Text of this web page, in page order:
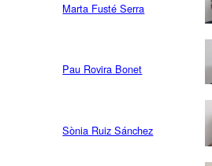
Marta Fusté Serra
Pau Rovira Bonet
Sònia Ruiz Sánchez